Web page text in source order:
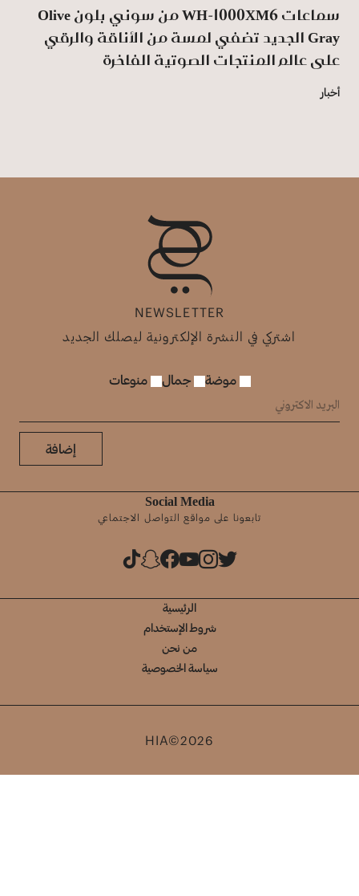
سماعات WH-1000XM6 من سوني بلون Olive
Gray الجديد تضفي لمسة من الأناقة والرقي
على عالم المنتجات الصوتية الفاخرة
أخبار
NEWSLETTER
اشتركي في النشرة الإلكترونية ليصلك الجديد
موضة جمال منوعات
إضافة
Social Media
تابعونا على مواقع التواصل الاجتماعي
الرئيسية
شروط الإستخدام
من نحن
سياسة الخصوصية
HIA©2026